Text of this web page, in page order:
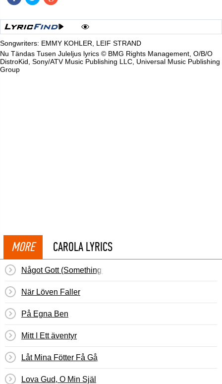
Songwriters: EMMY KOHLER, LEIF STRAND
Nu Tändas Tusen Juleljus lyrics © BMG Rights Management, O/B/O
DistroKid, Sony/ATV Music Publishing LLC, Universal Music Publishing
Group
MORE CAROLA LYRICS
Något Gott (Something Good)
När Löven Faller
På Egna Ben
Mitt I Ett äventyr
Låt Mina Fötter Få Gå
Lova Gud, O Min Själ